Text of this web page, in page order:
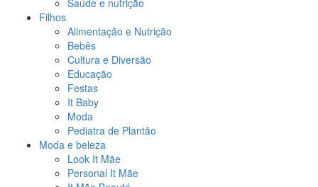
Saúde e nutrição
Filhos
Alimentação e Nutrição
Bebês
Cultura e Diversão
Educação
Festas
It Baby
Moda
Pediatra de Plantão
Moda e beleza
Look It Mãe
Personal It Mãe